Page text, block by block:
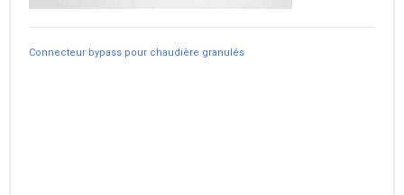
Connecteur bypass pour chaudière granulés